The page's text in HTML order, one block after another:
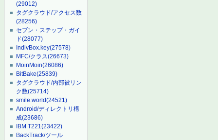
(29012)
タグクラウド/アクセス数
(28256)
セブン・ステップ・ガイ
ド(28077)
IndivBox.key(27578)
MFC/クラス(26673)
MoinMoin(26086)
BitBake(25839)
タグクラウド/内部被リン
ク数(25714)
smile.world(24521)
Android/ディレクトリ構
成(23686)
IBM T221(23422)
BackTrack/ツール